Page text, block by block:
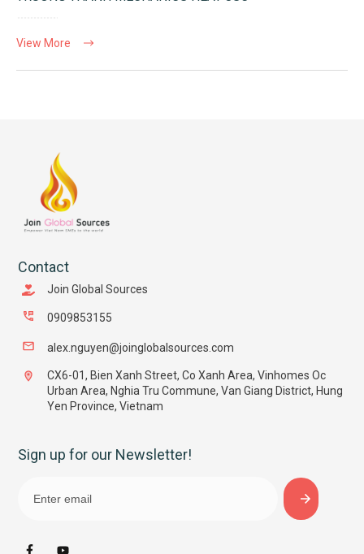
View More
Contact
Join Global Sources
0909853155
alex.nguyen@joinglobalsources.com
CX6-01, Bien Xanh Street, Co Xanh Area, Vinhomes Oc
Urban Area, Nghia Tru Commune, Van Giang District, Hung
Yen Province, Vietnam
Sign up for our Newsletter!